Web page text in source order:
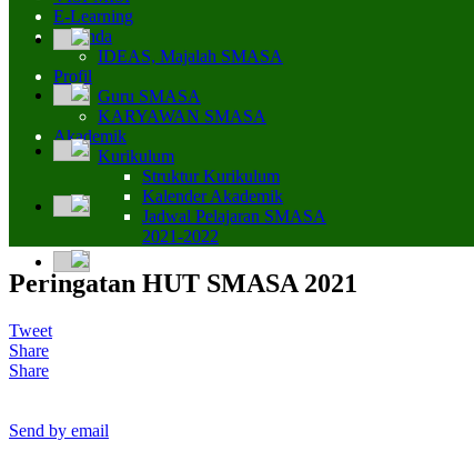
E-Learning
Beranda
IDEAS, Majalah SMASA
Profil
Guru SMASA
KARYAWAN SMASA
Akademik
Kurikulum
Struktur Kurikulum
Kalender Akademik
Jadwal Pelajaran SMASA
2021-2022
Peringatan HUT SMASA 2021
Tweet
Share
Share
Send by email